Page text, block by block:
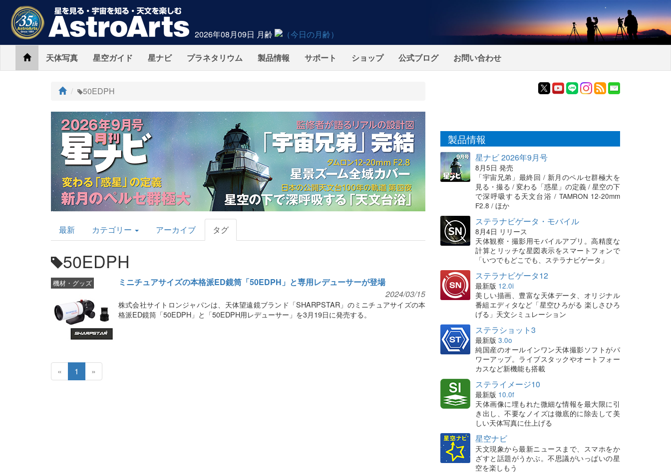
2026年08月09日 月齢
Home天体写真 星空ガイド 星ナビ プラネタリウム 製品情報 サポート ショップ 公式ブログ お問い合わせ
ト
プ
50EDPH
AstroArts
Topics
最新 カテゴリー アーカイブ タグ
50EDPH
ミニチュアサイズの本格派ED鏡筒「50EDPH」と専用レデューサーが登場
機材・グッズ
2024/03/15
株式会社サイトロンジャパンは、天体望遠鏡ブランド「SHARPSTAR」のミニチュアサイズの本
格派ED鏡筒「50EDPH」と「50EDPH用レデューサー」を3月19日に発売する。
« 1 »
製品情報
星ナビ 2026年9月号
8月5日 発売
「宇宙兄弟」最終回 / 新月のペルセ群極大を
見る・撮る / 変わる「惑星」の定義 / 星空の下
で深呼吸する天文台浴 / TAMRON 12-20mm
F2.8 / ほか
ステラナビゲータ・モバイル
8月4日 リリース
天体観察・撮影用モバイルアプリ。高精度な
計算とリッチな星図表示をスマートフォンで
「いつでもどこでも、ステラナビゲータ」
ステラナビゲータ12
最新版 12.0i
美しい描画、豊富な天体データ、オリジナル
番組エディタなど「星空ひろがる 楽しさひろ
げる」天文シミュレーション
ステラショット3
最新版 3.0o
純国産のオールインワン天体撮影ソフトがパ
ワーアップ。ライブスタックやオートフォー
カスなど新機能も搭載
ステライメージ10
最新版 10.0f
天体画像に埋もれた微細な情報を最大限に引
き出し、不要なノイズは徹底的に除去して美
しい天体写真に仕上げる
星空ナビ
天文現象から最新ニュースまで、スマホをか
ざすと話題がうかぶ。不思議がいっぱいの星
空を楽しもう